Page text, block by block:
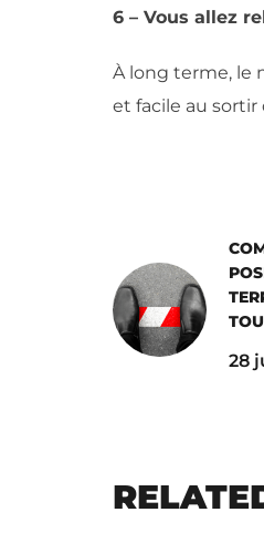
6 – Vous allez
À long terme, le
et facile au sortir
28